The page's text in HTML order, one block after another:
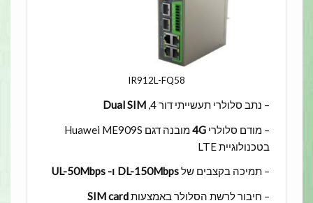
IR912L-FQ58
– נתב סלולרי תעשייתי דור 4,
– מודם סלולרי 4G
מובנה דגם Huawei ME909S
בטכנולוגיית LTE
– תמיכה בקצבים שלDL-150Mbps ו- UL-50Mbps
– חיבור לרשת הסלולר באמצעותSIM card